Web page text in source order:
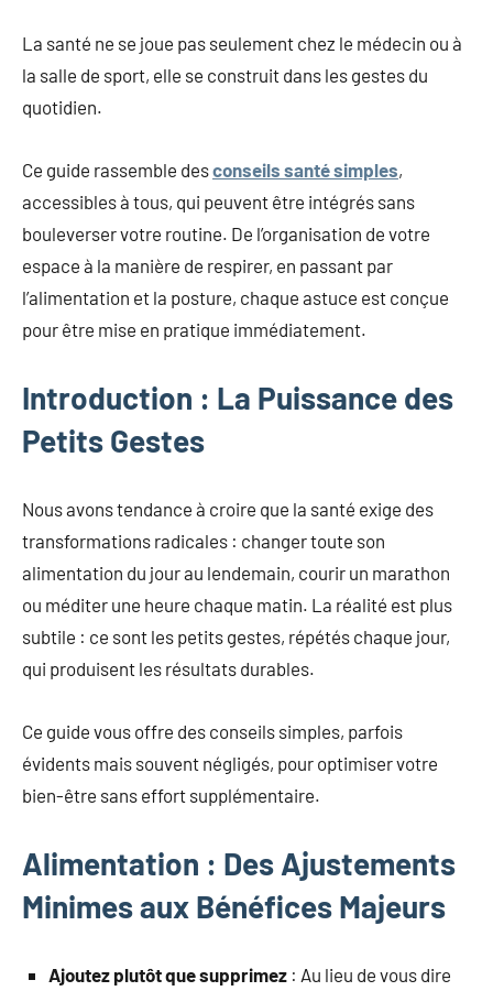
La santé ne se joue pas seulement chez le médecin ou à
la salle de sport, elle se construit dans les gestes du
quotidien.
Ce guide rassemble desconseils santé simples,
accessibles à tous, qui peuvent être intégrés sans
bouleverser votre routine. De l’organisation de votre
espace à la manière de respirer, en passant par
l’alimentation et la posture, chaque astuce est conçue
pour être mise en pratique immédiatement.
Introduction : La Puissance des
Petits Gestes
Nous avons tendance à croire que la santé exige des
transformations radicales : changer toute son
alimentation du jour au lendemain, courir un marathon
ou méditer une heure chaque matin. La réalité est plus
subtile : ce sont les petits gestes, répétés chaque jour,
qui produisent les résultats durables.
Ce guide vous offre des conseils simples, parfois
évidents mais souvent négligés, pour optimiser votre
bien-être sans effort supplémentaire.
Alimentation : Des Ajustements
Minimes aux Bénéfices Majeurs
Ajoutez plutôt que supprimez : Au lieu de vous dire